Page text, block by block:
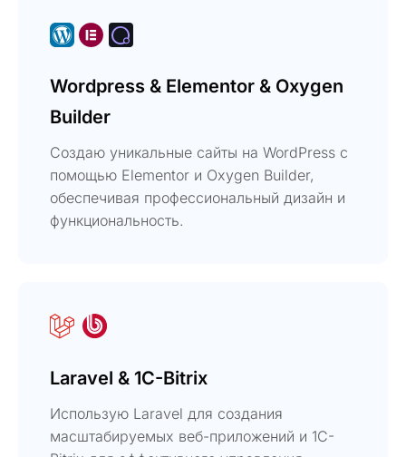
Wordpress & Elementor & Oxygen
Builder
Создаю уникальные сайты на WordPress с
помощью Elementor и Oxygen Builder,
обеспечивая профессиональный дизайн и
функциональность.
Laravel & 1C-Bitrix
Использую Laravel для создания
масштабируемых веб-приложений и 1C-